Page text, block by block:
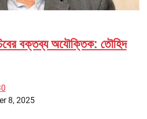
বক্তব্য অযৌক্তিক: তৌহিদ
8, 2025